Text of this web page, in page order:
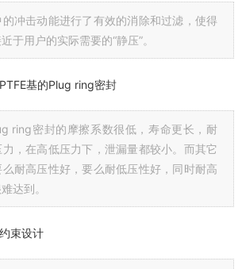
冲击动能进行了有效的消除和过滤，使得
于用户的实际需要的“静压”。
基的Plug ring密封
ring密封的摩擦系数很低，寿命更长，耐
，在高低压力下，泄漏量都较小。而其它
耐高压性好，要么耐低压性好，同时耐高
达到。
束设计